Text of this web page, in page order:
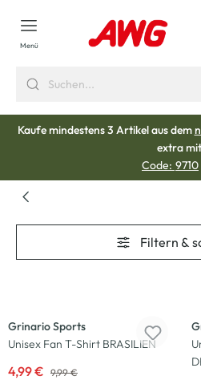
springen
Menü
Kaufe mindestens 3 Artikel aus dem
extra mit
Code: 9710
Filtern &
Grinario Sports
Unisex Fan T-Shirt BRASILIEN
4,99 € 9,99 €